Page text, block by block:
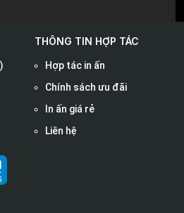
THÔNG TIN HỢP TÁC
Hợp tác in ấn
Chính sách ưu đãi
In ấn giá rẻ
Liên hệ